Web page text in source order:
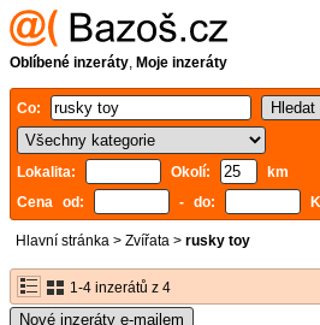
Oblíbené inzeráty, Moje inzeráty
Co:
Lokalita: Okolí:
km
Cena od:
- do:
Hlavní stránka > Zvířata > rusky toy
1-4 inzerátů z 4
Nové inzeráty e-mailem